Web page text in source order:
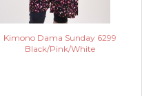
Kimono Dama Sunday 6299
Black/Pink/White